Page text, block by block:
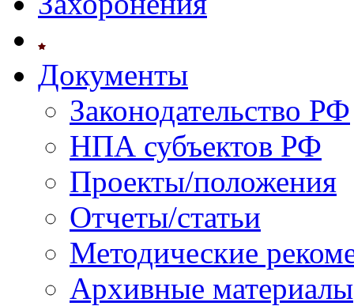
Документы
Законодательство РФ
НПА субъектов РФ
Проекты/положения
Отчеты/статьи
Методические
Архивные материалы